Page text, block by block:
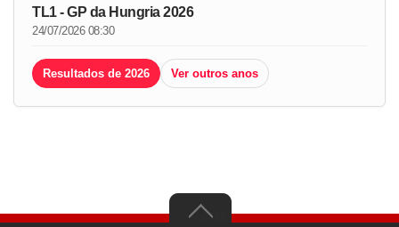
TL1 - GP da Hungria 2026
24/07/2026 08:30
Resultados de 2026 Ver outros anos